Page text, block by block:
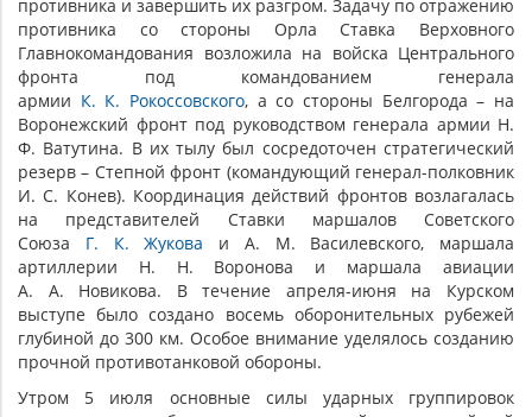
противника и завершить их разгром. Задачу по отражению
противника со стороны Орла Ставка Верховного
Главнокомандования возложила на войска Центрального
фронта под командованием генерала
армии К. К. Рокоссовского, а со стороны Белгорода – на
Воронежский фронт под руководством генерала армии Н.
Ф. Ватутина. В их тылу был сосредоточен стратегический
резерв – Степной фронт (командующий генерал-полковник
И. С. Конев). Координация действий фронтов возлагалась
на представителей Ставки маршалов Советского
Союза Г. К. Жукова и А. М. Василевского, маршала
артиллерии Н. Н. Воронова и маршала авиации
А. А. Новикова. В течение апреля-июня на Курском
выступе было создано восемь оборонительных рубежей
глубиной до 300 км. Особое внимание уделялось созданию
прочной противотанковой обороны.
Утром 5 июля основные силы ударных группировок